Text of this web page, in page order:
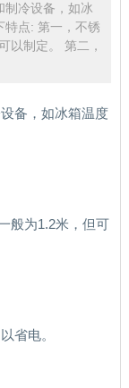
制冷设备，如冰
特点: 第一，不锈
以制定。 第二，
备，如冰箱温度
般为1.2米，但可
省电。